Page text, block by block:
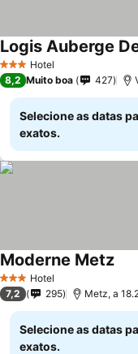
3 EstrelasHotel
Logis Auberge
8,2 Muito boa 427
Selecione as datas
exatos.
3 EstrelasHotel
Moderne MetzVer
7,2 295 Metz, a
Selecione as datas
exatos.